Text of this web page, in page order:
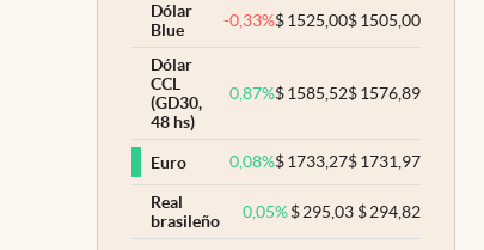
Dólar
Blue
-0,33%$1525,00$1505,00
Dólar
CCL
(GD30,
48 hs)
0,87%$1585,52$1576,89
Euro 0,08%$1733,27$1731,97
Real
brasileño
0,05% $295,03 $294,82